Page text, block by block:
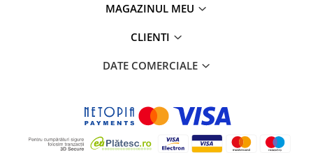
MAGAZINUL MEU
CLIENTI
DATE COMERCIALE